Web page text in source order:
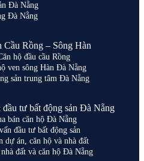
Đà Nẵng
Đà Nẵng
Cầu Rồng – Sông Hàn
hộ đầu cầu Rồng
ven sông Hàn Đà Nẵng
sản trung tâm Đà Nẵng
tư bất động sản Đà Nẵng
bán căn hộ Đà Nẵng
đầu tư bất động sản
dự án, căn hộ và nhà đất
đất và căn hộ Đà Nẵng